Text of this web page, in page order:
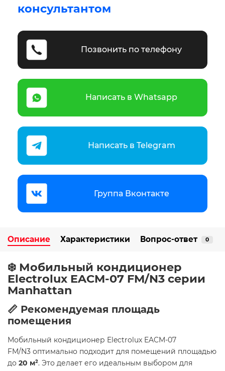
консультантом
Позвонить по телефону
Написать в Whatsapp
Написать в Telegram
Группа Вконтакте
Описание Характеристики Вопрос-ответ 0
❄️ Мобильный кондиционер
Electrolux EACM-07 FM/N3 серии
Manhattan
📏 Рекомендуемая площадь
помещения
Мобильный кондиционер Electrolux EACM-07
FM/N3 оптимально подходит для помещений площадью
до 20 м². Это делает его идеальным выбором для